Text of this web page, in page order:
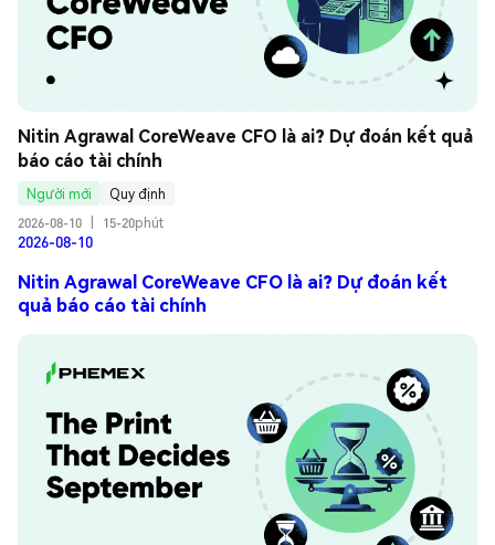
Nitin Agrawal CoreWeave CFO là ai? Dự đoán kết quả
báo cáo tài chính
Người mới
Quy định
2026-08-10
15-20phút
2026-08-10
Nitin Agrawal CoreWeave CFO là ai? Dự đoán kết
quả báo cáo tài chính